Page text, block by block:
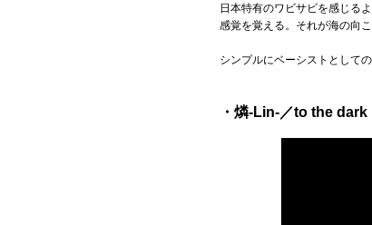
日本特有のワビサビを感じる
感覚を覚える。それが海の向
シンプルにベーシストとして
・燐-Lin-／to the